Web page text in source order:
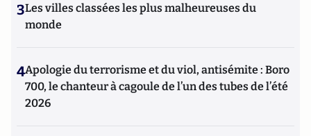
3Les villes classées les plus malheureuses du
monde
4Apologie du terrorisme et du viol, antisémite : Boro
700, le chanteur à cagoule de l’un des tubes de l’été
2026